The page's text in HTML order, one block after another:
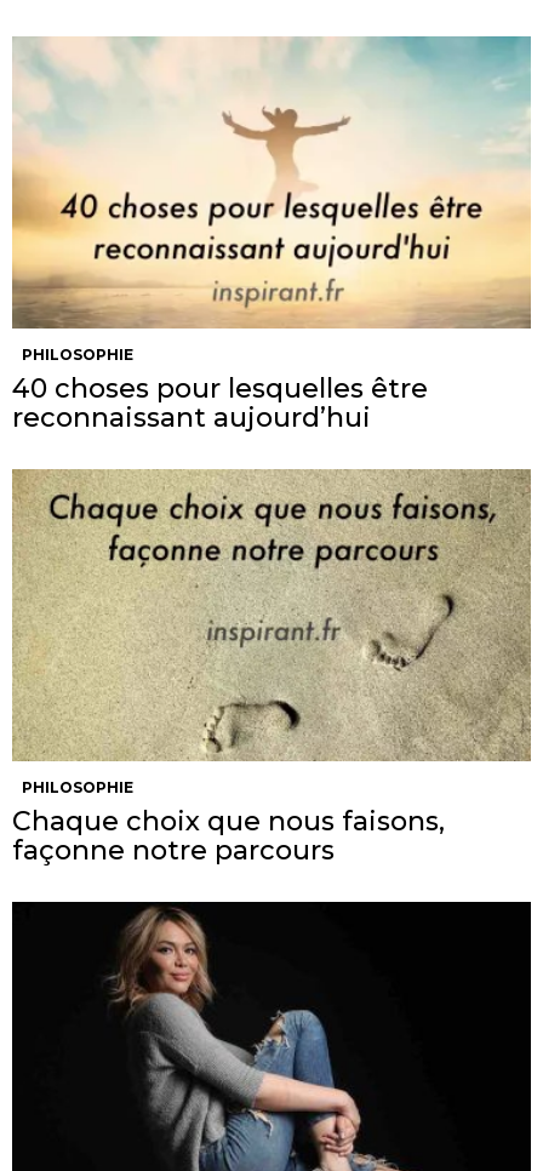
PHILOSOPHIE
40 choses pour lesquelles être
reconnaissant aujourd’hui
PHILOSOPHIE
Chaque choix que nous faisons,
façonne notre parcours